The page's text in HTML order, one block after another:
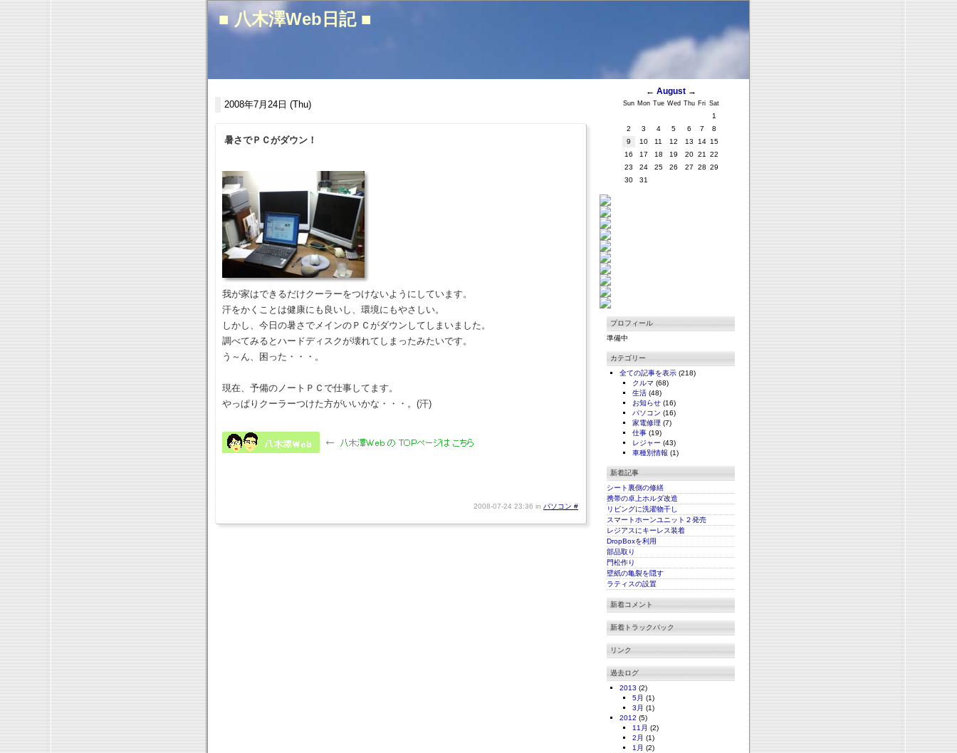
■ 八木澤Web日記 ■
2008年7月24日 (Thu)
暑さでＰＣがダウン！
我が家はできるだけクーラーをつけないようにしています。
汗をかくことは健康にも良いし、環境にもやさしい。
しかし、今日の暑さでメインのＰＣがダウンしてしまいました。
調べてみるとハードディスクが壊れてしまったみたいです。
う～ん、困った・・・。
現在、予備のノートＰＣで仕事してます。
やっぱりクーラーつけた方がいいかな・・・。(汗)
2008-07-24 23:36 in パソコン #
← August→
Sun Mon Tue Wed Thu Fri Sat
1
2
3 4 5 6 7
8
9
10 11 12 13 14 15
16
17 18 19 20 21
22
23
24 25 26 27 28 29
30
31
プロフィール
準備中
カテゴリー
全ての記事を表示 (218)
クルマ (68)
生活 (48)
お知らせ (16)
パソコン (16)
家電修理 (7)
仕事 (19)
レジャー (43)
車種別情報 (1)
新着記事
シート裏側の修繕
携帯の卓上ホルダ改造
リビングに洗濯物干し
スマートホーンユニット２発売
レジアスにキーレス装着
DropBoxを利用
部品取り
門松作り
壁紙の亀裂を隠す
ラティスの設置
新着コメント
新着トラックバック
リンク
過去ログ
2013 (2)
5月 (1)
3月 (1)
2012 (5)
11月 (2)
2月 (1)
1月 (2)